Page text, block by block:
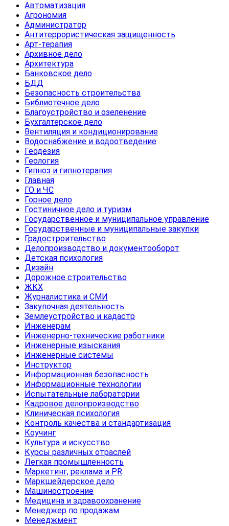
Автоматизация
Агрономия
Администратор
Антитеррористическая защищенность
Арт-терапия
Архивное дело
Архитектура
Банковское дело
БДД
Безопасность строительства
Библиотечное дело
Благоустройство и озеленение
Бухгалтерское дело
Вентиляция и кондиционирование
Водоснабжение и водоотведение
Геодезия
Геология
Гипноз и гипнотерапия
Главная
ГО и ЧС
Горное дело
Гостиничное дело и туризм
Государственное и муниципальное управление
Государственные и муниципальные закупки
Градостроительство
Делопроизводство и документооборот
Детская психология
Дизайн
Дорожное строительство
ЖКХ
Журналистика и СМИ
Закупочная деятельность
Землеустройство и кадастр
Инженерам
Инженерно-технические работники
Инженерные изыскания
Инженерные системы
Инструктор
Информационная безопасность
Информационные технологии
Испытательные лаборатории
Кадровое делопроизводство
Клиническая психология
Контроль качества и стандартизация
Коучинг
Культура и искусство
Курсы различных отраслей
Легкая промышленность
Маркетинг, реклама и PR
Маркшейдерское дело
Машиностроение
Медицина и здравоохранение
Менеджер по продажам
Менеджмент